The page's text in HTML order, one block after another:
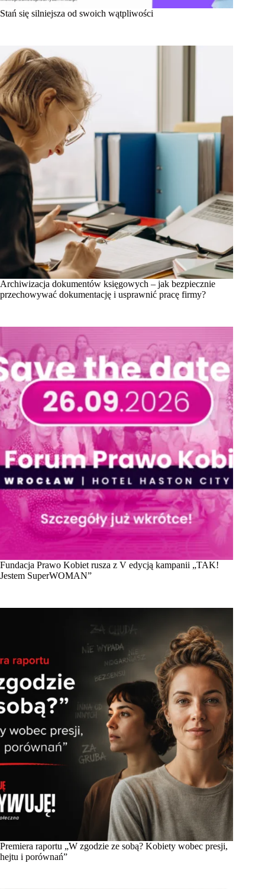
Stań się silniejsza od swoich wątpliwości
Archiwizacja dokumentów księgowych – jak bezpiecznie
przechowywać dokumentację i usprawnić pracę firmy?
Fundacja Prawo Kobiet rusza z V edycją kampanii „TAK!
Jestem SuperWOMAN”
Premiera raportu „W zgodzie ze sobą? Kobiety wobec presji,
hejtu i porównań”